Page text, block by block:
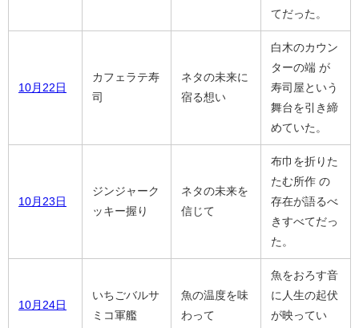
てだった。
10月22日
カフェラテ寿
司
ネタの未来に
宿る想い
白木のカウン
ターの端 が
寿司屋という
舞台を引き締
めていた。
10月23日
ジンジャーク
ッキー握り
ネタの未来を
信じて
布巾を折りた
たむ所作 の
存在が語るべ
きすべてだっ
た。
10月24日
いちごバルサ
ミコ軍艦
魚の温度を味
わって
魚をおろす音
に人生の起伏
が映ってい